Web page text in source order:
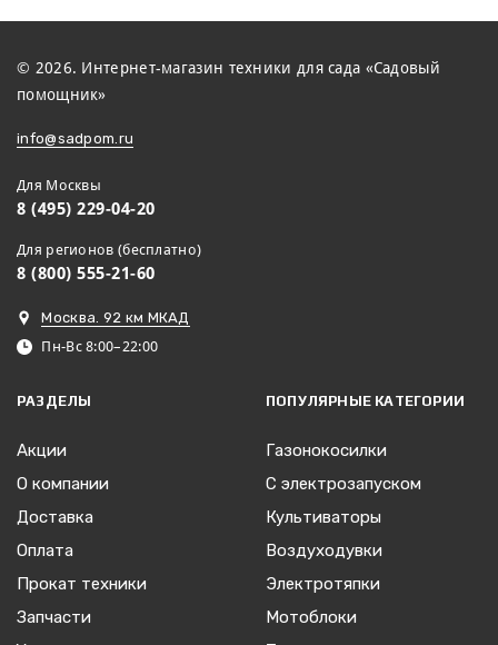
© 2026. Интернет-магазин техники для сада «Садовый
помощник»
info@sadpom.ru
Для Москвы
8 (495) 229-04-20
Для регионов (бесплатно)
8 (800) 555-21-60
Москва. 92 км МКАД
Пн-Вс 8:00–22:00
РАЗДЕЛЫ
Акции
О компании
Доставка
Оплата
Прокат техники
Запчасти
ПОПУЛЯРНЫЕ КАТЕГОРИИ
Газонокосилки
С электрозапуском
Культиваторы
Воздуходувки
Электротяпки
Мотоблоки